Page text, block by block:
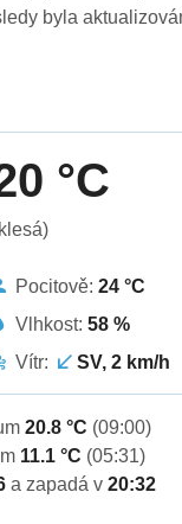
byla
°C
Pocitově:24 °C
Vlhkost:58 %
Vítr:
SV, 2 km/h
20.8 °C (09:00)
11.1 °C (05:31)
a zapadá v20:32